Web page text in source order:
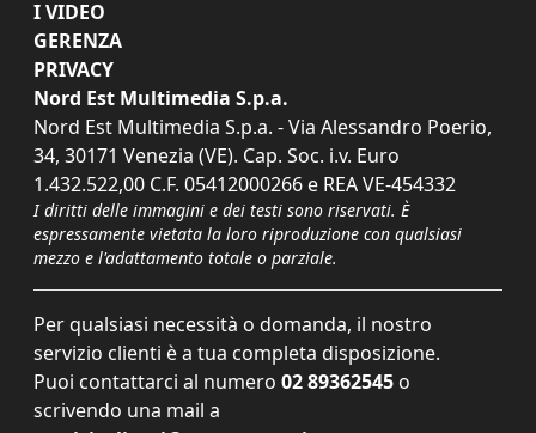
I VIDEO
GERENZA
PRIVACY
Nord Est Multimedia S.p.a.
Nord Est Multimedia S.p.a. - Via Alessandro Poerio,
34, 30171 Venezia (VE). Cap. Soc. i.v. Euro
1.432.522,00 C.F. 05412000266 e REA VE-454332
I diritti delle immagini e dei testi sono riservati. È
espressamente vietata la loro riproduzione con qualsiasi
mezzo e l'adattamento totale o parziale.
Per qualsiasi necessità o domanda, il nostro
servizio clienti è a tua completa disposizione.
Puoi contattarci al numero 02 89362545 o
scrivendo una mail a